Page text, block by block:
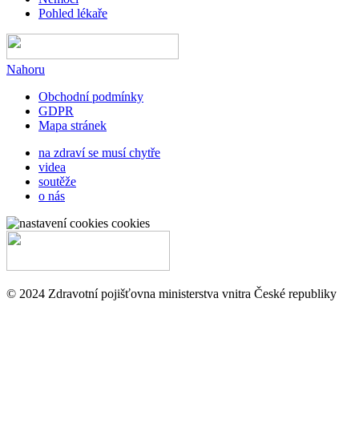
Pohled lékaře
Nahoru
Obchodní podmínky
GDPR
Mapa stránek
na zdraví se musí chytře
videa
soutěže
o nás
cookies
© 2024 Zdravotní pojišťovna ministerstva vnitra České republiky